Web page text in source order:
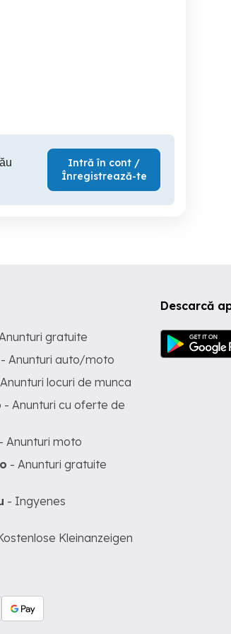
Intră în cont /
Înregistrează-te
Descarcă
gratuite
- Anunturi auto/moto
locuri de munca
- Anunturi cu oferte de
- Anunturi moto
- Anunturi gratuite
- Ingyenes
Kleinanzeigen